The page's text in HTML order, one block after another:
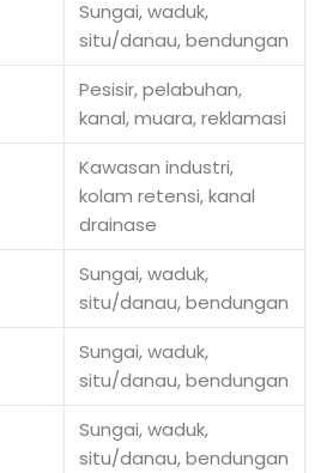
Sungai, waduk,
situ/danau, bendungan
Pesisir, pelabuhan,
kanal, muara, reklamasi
Kawasan industri,
kolam retensi, kanal
drainase
Sungai, waduk,
situ/danau, bendungan
Sungai, waduk,
situ/danau, bendungan
Sungai, waduk,
situ/danau, bendungan